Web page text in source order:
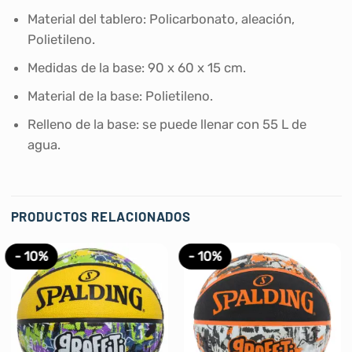
Material del tablero: Policarbonato, aleación,
Polietileno.
Medidas de la base: 90 x 60 x 15 cm.
Material de la base: Polietileno.
Relleno de la base: se puede llenar con 55 L de
agua.
PRODUCTOS RELACIONADOS
- 10% - 10%